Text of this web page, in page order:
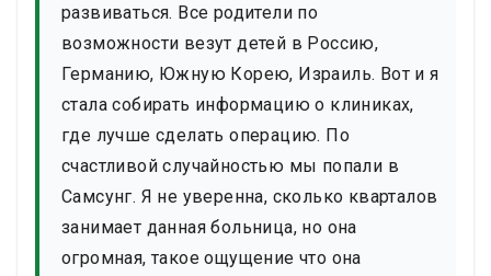
развиваться. Все родители по
возможности везут детей в Россию,
Германию, Южную Корею, Израиль. Вот и я
стала собирать информацию о клиниках,
где лучше сделать операцию. По
счастливой случайностью мы попали в
Самсунг. Я не уверенна, сколько кварталов
занимает данная больница, но она
огромная, такое ощущение что она